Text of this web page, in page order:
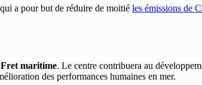
a pour but de réduire de moitié les émissions de
Fret maritime. Le centre contribuera au
des performances humaines en mer.